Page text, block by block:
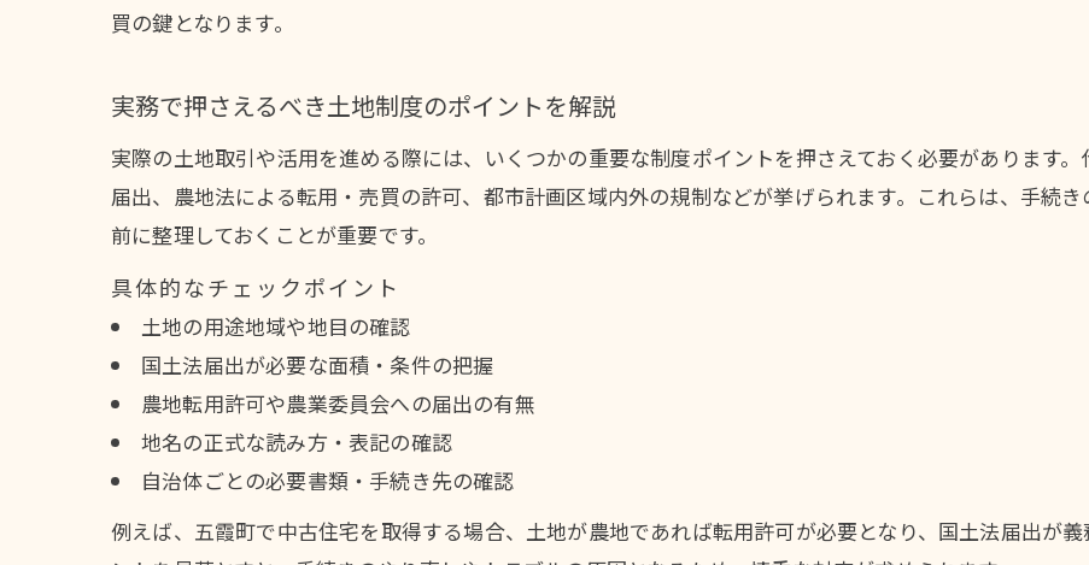
買の鍵となります。
実務で押さえるべき土地制度のポイントを解説
実際の土地取引や活用を進める際には、いくつかの重要な制度ポイントを押さえておく必要があります
届出、農地法による転用・売買の許可、都市計画区域内外の規制などが挙げられます。これらは、手続
前に整理しておくことが重要です。
具体的なチェックポイント
土地の用途地域や地目の確認
国土法届出が必要な面積・条件の把握
農地転用許可や農業委員会への届出の有無
地名の正式な読み方・表記の確認
自治体ごとの必要書類・手続き先の確認
例えば、五霞町で中古住宅を取得する場合、土地が農地であれば転用許可が必要となり、国土法届出が